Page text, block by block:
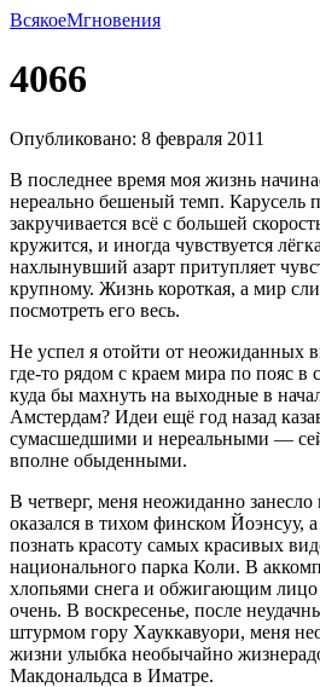
ВсякоеМгновения
4066
Опубликовано: 8 февраля 2011
В последнее время моя жизнь
нереально бешеный темп. Карусель
закручивается всё с большей
кружится, и иногда чувствуется
нахлынувший азарт притупляет
крупному. Жизнь короткая, а мир
посмотреть его весь.
Не успел я отойти от неожиданных
где-то рядом с краем мира по пояс
куда бы махнуть на выходные в
Амстердам? Идеи ещё год назад
сумасшедшими и нереальными —
вполне обыденными.
В четверг, меня неожиданно
оказался в тихом финском Йоэнсуу,
познать красоту самых красивых
национального парка Коли. В
хлопьями снега и обжигающим лицо
очень. В воскресенье, после
штурмом гору Хауккавуори, меня
жизни улыбка необычайно
Макдональдса в Иматре.